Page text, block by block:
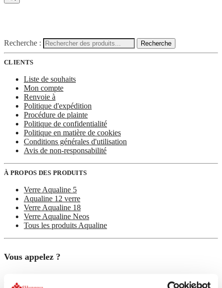
Recherche : Recherche
CLIENTS
Liste de souhaits
Mon compte
Renvoie à
Politique d'expédition
Procédure de plainte
Politique de confidentialité
Politique en matière de cookies
Conditions générales d'utilisation
Avis de non-responsabilité
À PROPOS DES PRODUITS
Verre Aqualine 5
Aqualine 12 verre
Verre Aqualine 18
Verre Aqualine Neos
Tous les produits Aqualine
Vous appelez ?